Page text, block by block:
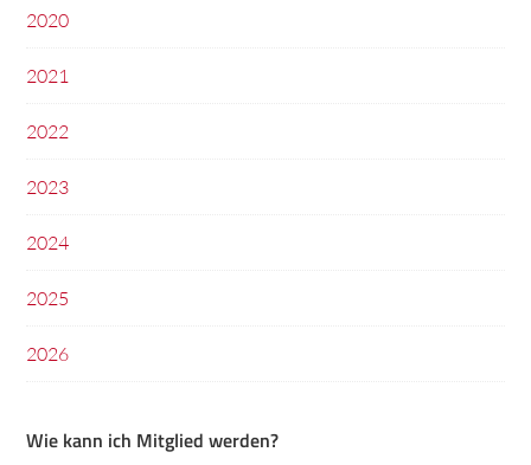
2020
2021
2022
2023
2024
2025
2026
Wie kann ich Mitglied werden?